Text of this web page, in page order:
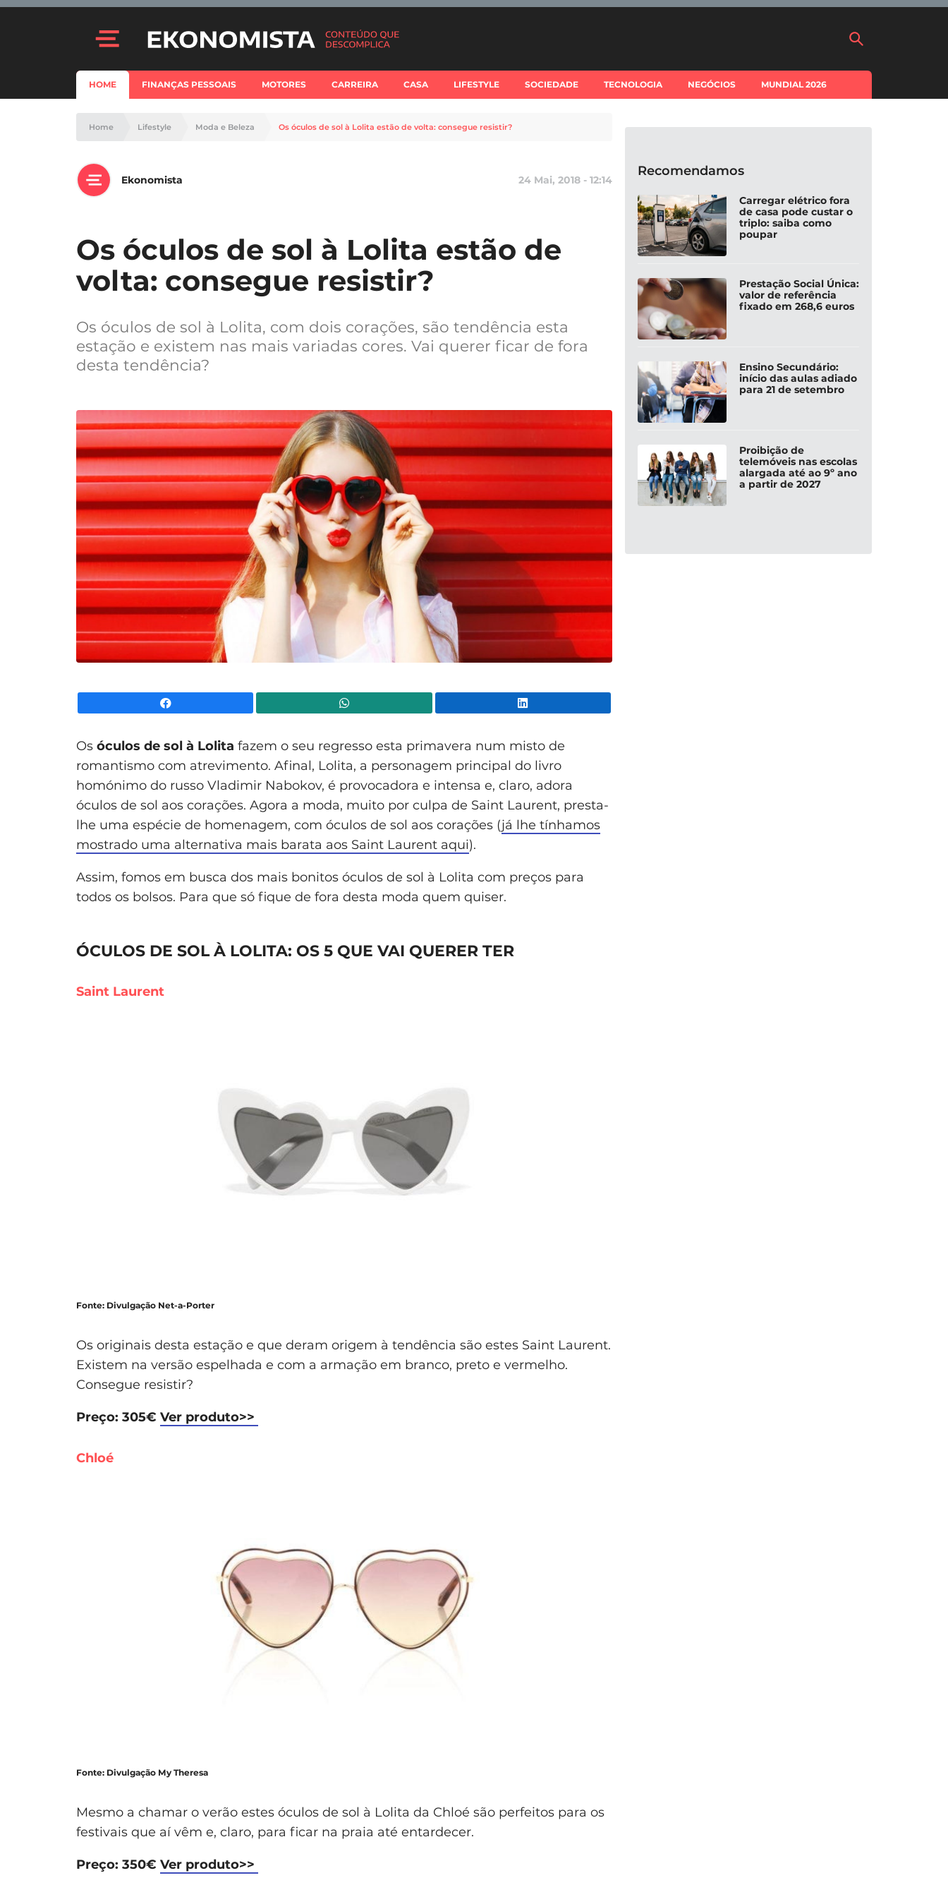
HOME FINANÇAS PESSOAIS MOTORES CARREIRA CASA LIFESTYLE SOCIEDADE TECNOLOGIA NEGÓCIOS MUNDIAL 2026
Home Lifestyle Moda e Beleza Os óculos de sol à Lolita estão de volta: consegue resistir?
Ekonomista 24 Mai, 2018 - 12:14
Os óculos de sol à Lolita estão de
volta: consegue resistir?
Os óculos de sol à Lolita, com dois corações, são tendência esta
estação e existem nas mais variadas cores. Vai querer ficar de fora
desta tendência?
Os óculos de sol à Lolita fazem o seu regresso esta primavera num misto de
romantismo com atrevimento. Afinal, Lolita, a personagem principal do livro
homónimo do russo Vladimir Nabokov, é provocadora e intensa e, claro, adora
óculos de sol aos corações. Agora a moda, muito por culpa de Saint Laurent, presta-
lhe uma espécie de homenagem, com óculos de sol aos corações (já lhe tínhamos
mostrado uma alternativa mais barata aos Saint Laurent aqui).
Assim, fomos em busca dos mais bonitos óculos de sol à Lolita com preços para
todos os bolsos. Para que só fique de fora desta moda quem quiser.
ÓCULOS DE SOL À LOLITA: OS 5 QUE VAI QUERER TER
Saint Laurent
Fonte: Divulgação Net-a-Porter
Os originais desta estação e que deram origem à tendência são estes Saint Laurent.
Existem na versão espelhada e com a armação em branco, preto e vermelho.
Consegue resistir?
Preço: 305€ Ver produto>>
Chloé
Fonte: Divulgação My Theresa
Mesmo a chamar o verão estes óculos de sol à Lolita da Chloé são perfeitos para os
festivais que aí vêm e, claro, para ficar na praia até entardecer.
Preço: 350€ Ver produto>>
Recomendamos
Carregar elétrico fora
de casa pode custar o
triplo: saiba como
poupar
Prestação Social Única:
valor de referência
fixado em 268,6 euros
Ensino Secundário:
início das aulas adiado
para 21 de setembro
Proibição de
telemóveis nas escolas
alargada até ao 9º ano
a partir de 2027